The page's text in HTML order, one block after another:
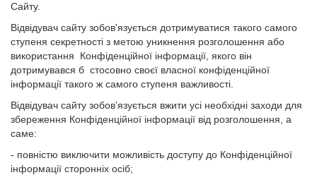
Сайту.
Відвідувач сайту зобов'язується дотримуватися такого самого
ступеня секретності з метою уникнення розголошення або
використання Конфіденційної інформації, якого він
дотримувався б стосовно своєї власної конфіденційної
інформації такого ж самого ступеня важливості.
Відвідувач сайту зобов’язується вжити усі необхідні заходи для
збереження Конфіденційної інформації від розголошення, а
саме:
- повністю виключити можливість доступу до Конфіденційної
інформації сторонніх осіб;